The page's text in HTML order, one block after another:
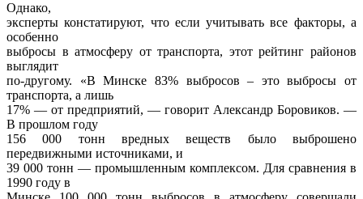
Однако,
эксперты констатируют, что если учитывать все факторы, а
особенно
выбросы в атмосферу от транспорта, этот рейтинг районов
выглядит
по-другому. «В Минске 83% выбросов – это выбросы от
транспорта, а лишь
17% — от предприятий, — говорит Александр Боровиков. —
В прошлом году
156 000 тонн вредных веществ было выброшено
передвижными источниками, и
39 000 тонн — промышленным комплексом. Для сравнения в
1990 году в